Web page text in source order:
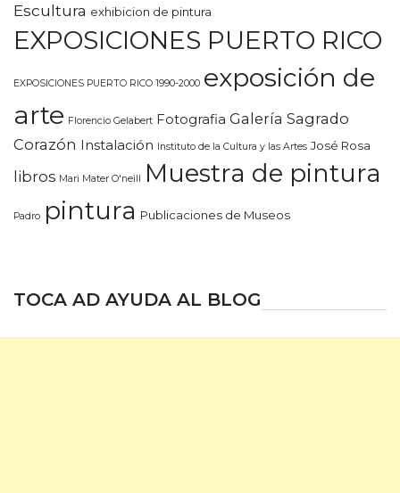
Escultura exhibicion de pintura
EXPOSICIONES PUERTO RICO
EXPOSICIONES PUERTO RICO 1990-2000 exposición de
arte Florencio Gelabert Fotografia Galería Sagrado
Corazón Instalación Instituto de la Cultura y las Artes José Rosa
libros Mari Mater O'neill Muestra de pintura
Padro pintura Publicaciones de Museos
TOCA AD AYUDA AL BLOG